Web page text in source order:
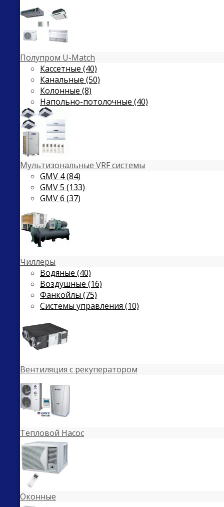
Полупром U-Match
Кассетные (40)
Канальные (50)
Колонные (8)
Напольно-потолочные (40)
Мультизональные VRF системы
GMV 4 (84)
GMV 5 (133)
GMV 6 (37)
Чиллеры
Водяные (40)
Воздушные (16)
Фанкойлы (75)
Системы управления (10)
Вентиляция с рекуператором
Тепловой Насос
Оконные